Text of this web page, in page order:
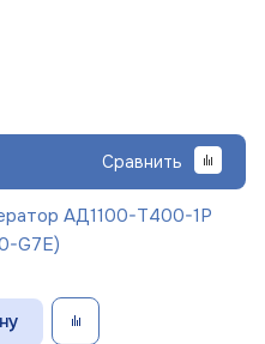
Сравнить
АД1100-Т400-1Р
G7E)